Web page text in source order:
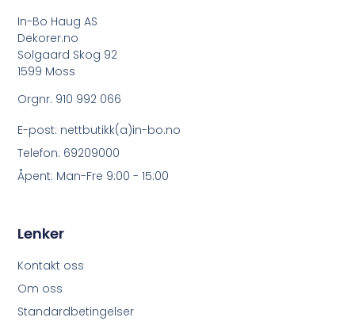
Lenker
Kontakt oss
Om oss
Standardbetingelser
In-Bo Haug AS
Dekorer.no
Solgaard Skog 92
1599 Moss
Orgnr. 910 992 066
E-post: nettbutikk(a)in-bo.no
Telefon: 69209000
Åpent: Man-Fre 9:00 - 15:00